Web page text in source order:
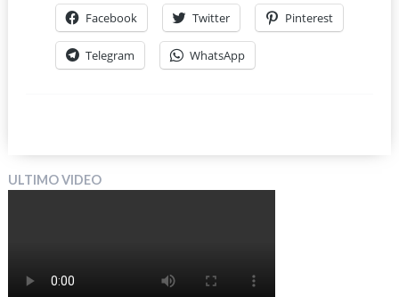
Facebook Twitter Pinterest
Telegram WhatsApp
ULTIMO VIDEO